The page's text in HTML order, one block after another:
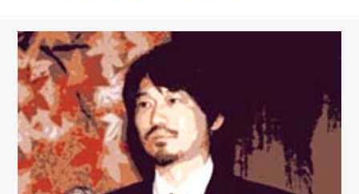
リンク
会員専用ページ
English